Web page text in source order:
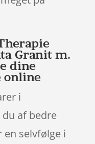
Granit m.
dine
online
i
af bedre
selvfølge i